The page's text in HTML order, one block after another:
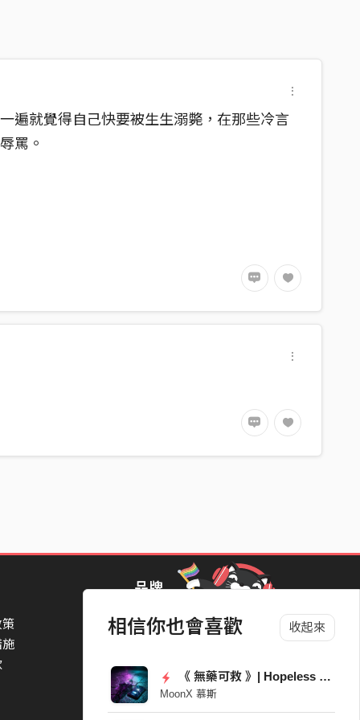
相信你也會喜歡 收起來
《 無藥可救 》| Hopeless Love
MoonX 慕斯
遍就覺得自己快要被生生溺斃，在那些冷言
罵。
策
施
品牌
StreetVoice Awards 街聲音樂獎
Blow 吹音樂
Packer 派歌
SimpleLife 簡單生活節